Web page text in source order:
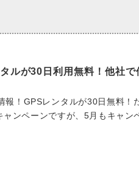
ルが30日利用無料！他社で
報！GPSレンタルが30日無料！
ンペーンですが、5月もキャン